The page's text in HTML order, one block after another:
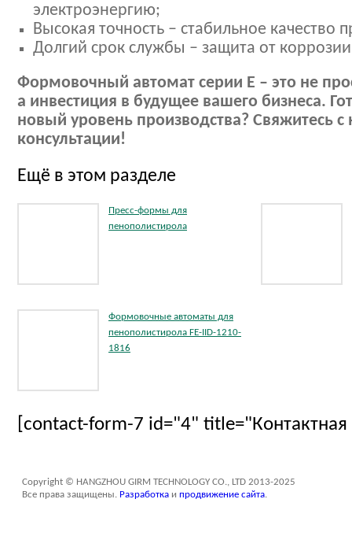
электроэнергию;
Высокая точность – стабильное качество
Долгий срок службы – защита от
Формовочный автомат серии E – это не
а инвестиция в будущее вашего бизнеса.
новый уровень производства? Свяжитесь
консультации!
Ещё в этом разделе
Пресс-формы для
пенополистирола
Формовочные автоматы для
пенополистирола FE-IID-1210-
1816
[contact-form-7 id="4"
Copyright © HANGZHOU GIRM TECHNOLOGY CO., LTD 2013-2025
Все права защищены. Разработка и продвижение сайта.